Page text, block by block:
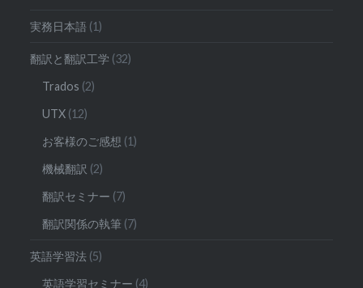
実務日本語 (1)
翻訳と翻訳工学 (32)
Trados (2)
UTX (12)
お客様のご感想 (1)
機械翻訳 (2)
翻訳セミナー (7)
翻訳関係の執筆 (7)
英語学習法 (5)
英語学習セミナー (4)